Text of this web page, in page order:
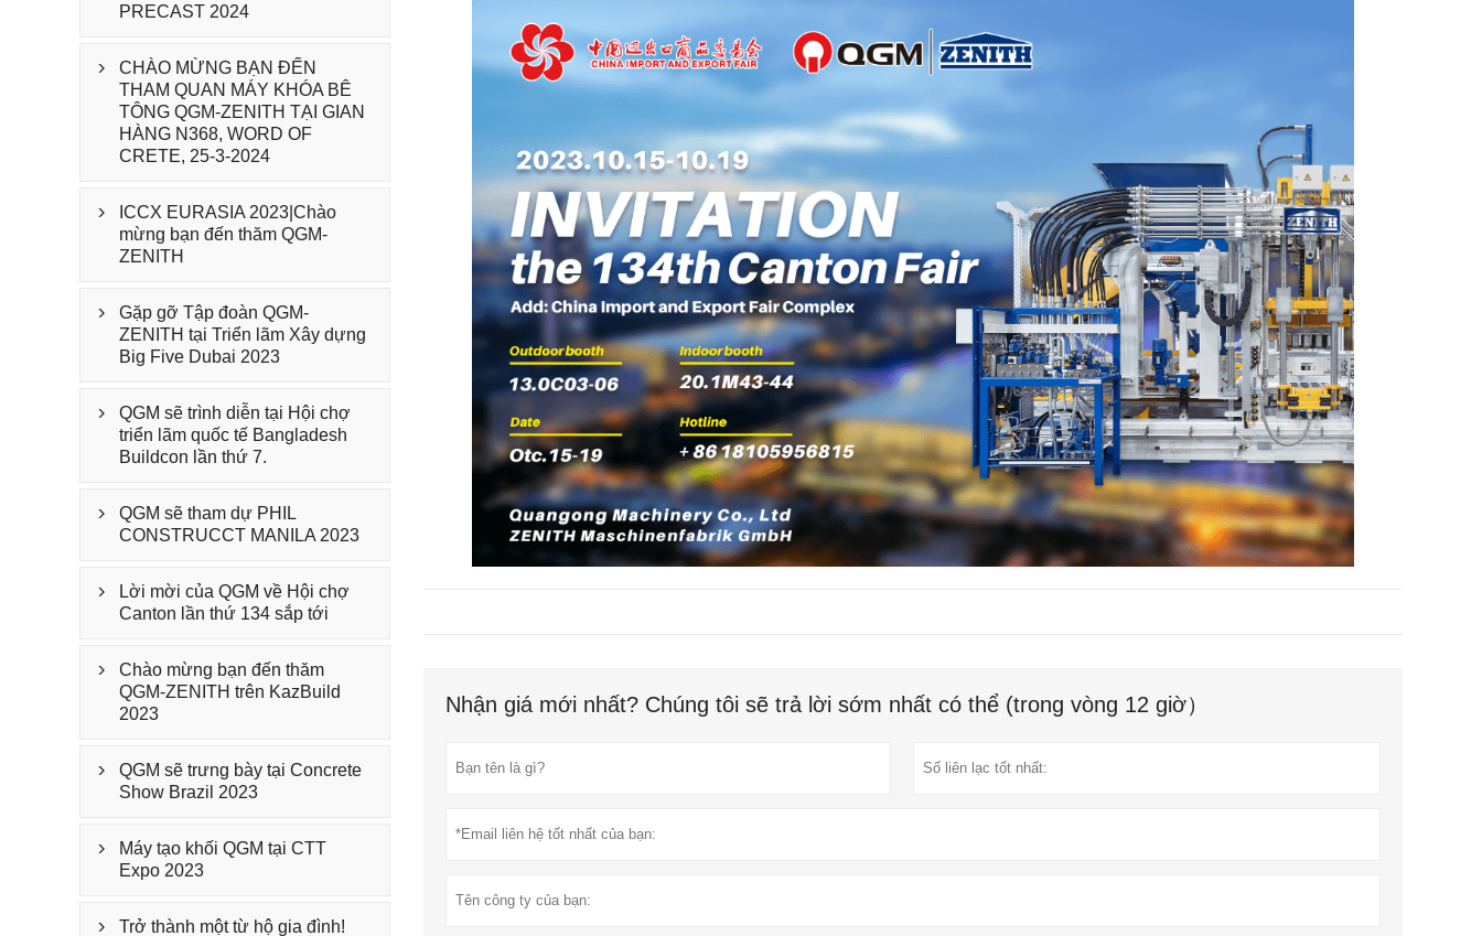
Nhận giá mới nhất? Chúng tôi sẽ trả lời sớm nhất có thể (trong vòng 12 giờ）
PRECAST 2024

CHÀO MỪNG BẠN ĐẾN
THAM QUAN MÁY KHÓA BÊ
TÔNG QGM-ZENITH TẠI GIAN
HÀNG N368, WORD OF
CRETE, 25-3-2024

ICCX EURASIA 2023|Chào
mừng bạn đến thăm QGM-
ZENITH

Gặp gỡ Tập đoàn QGM-
ZENITH tại Triển lãm Xây dựng
Big Five Dubai 2023

QGM sẽ trình diễn tại Hội chợ
triển lãm quốc tế Bangladesh
Buildcon lần thứ 7.

QGM sẽ tham dự PHIL
CONSTRUCCT MANILA 2023

Lời mời của QGM về Hội chợ
Canton lần thứ 134 sắp tới

Chào mừng bạn đến thăm
QGM-ZENITH trên KazBuild
2023

QGM sẽ trưng bày tại Concrete
Show Brazil 2023

Máy tạo khối QGM tại CTT
Expo 2023

Trở thành một từ hộ gia đình!